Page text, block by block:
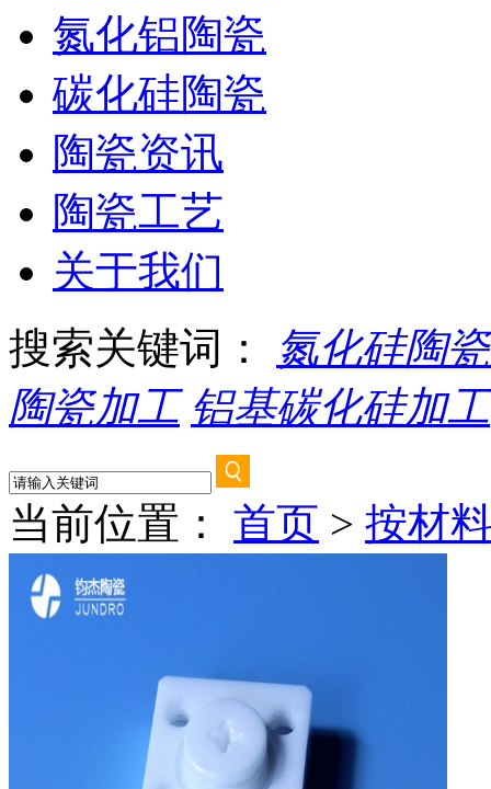
氮化铝陶瓷
碳化硅陶瓷
陶瓷资讯
陶瓷工艺
关于我们
搜索关键词：
氮化硅陶
陶瓷加工 铝基碳化硅加工
当前位置： 首页 > 按材